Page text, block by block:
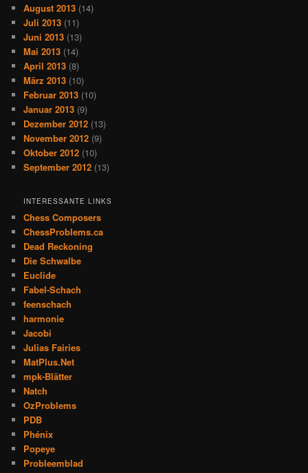
August 2013 (14)
Juli 2013 (11)
Juni 2013 (13)
Mai 2013 (14)
April 2013 (8)
März 2013 (10)
Februar 2013 (10)
Januar 2013 (9)
Dezember 2012 (13)
November 2012 (9)
Oktober 2012 (10)
September 2012 (13)
INTERESSANTE LINKS
Chess Composers
ChessProblems.ca
Dead Reckoning
Die Schwalbe
Euclide
Fabel-Schach
feenschach
harmonie
Jacobi
Julias Fairies
MatPlus.Net
mpk-Blätter
Natch
OzProblems
PDB
Phénix
Popeye
Probleemblad